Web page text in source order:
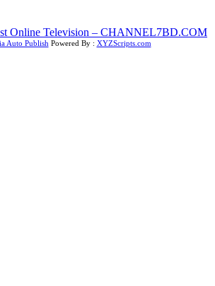
Online Television – CHANNEL7BD.COM
Auto Publish Powered By : XYZScripts.com